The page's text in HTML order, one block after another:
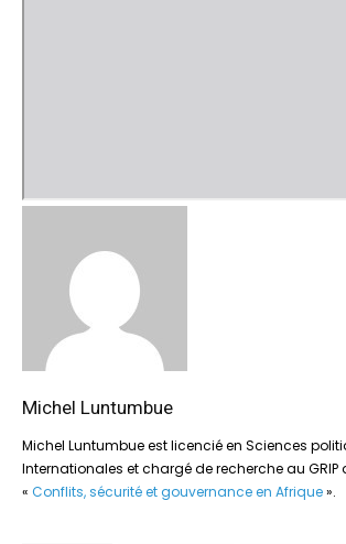
Michel Luntumbue
Michel Luntumbue est licencié en Sciences
Internationales et chargé de recherche au GRIP
« Conflits, sécurité et gouvernance en Afrique».